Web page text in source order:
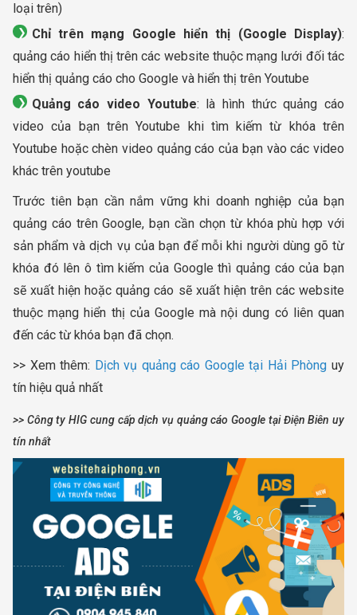
loại trên)
Chỉ trên mạng Google hiển thị (Google Display):
quảng cáo hiển thị trên các website thuộc mạng lưới đối tác
hiển thị quảng cáo cho Google và hiển thị trên Youtube
Quảng cáo video Youtube: là hình thức quảng cáo
video của bạn trên Youtube khi tìm kiếm từ khóa trên
Youtube hoặc chèn video quảng cáo của bạn vào các video
khác trên youtube
Trước tiên bạn cần nắm vững khi doanh nghiệp của bạn
quảng cáo trên Google, bạn cần chọn từ khóa phù hợp với
sản phẩm và dịch vụ của bạn để mỗi khi người dùng gõ từ
khóa đó lên ô tìm kiếm của Google thì quảng cáo của bạn
sẽ xuất hiện hoặc quảng cáo sẽ xuất hiện trên các website
thuộc mạng hiển thị của Google mà nội dung có liên quan
đến các từ khóa bạn đã chọn.
>> Xem thêm: Dịch vụ quảng cáo Google tại Hải Phòng uy
tín hiệu quả nhất
>> Công ty HIG cung cấp dịch vụ quảng cáo Google tại Điện Biên uy
tín nhất